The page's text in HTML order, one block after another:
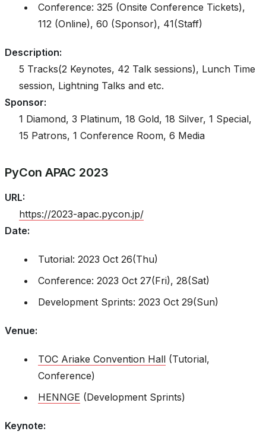
Conference: 325 (Onsite Conference Tickets),
112 (Online), 60 (Sponsor), 41(Staff)
Description:
5 Tracks(2 Keynotes, 42 Talk sessions), Lunch Time
session, Lightning Talks and etc.
Sponsor:
1 Diamond, 3 Platinum, 18 Gold, 18 Silver, 1 Special,
15 Patrons, 1 Conference Room, 6 Media
PyCon APAC 2023
URL:
https://2023-apac.pycon.jp/
Date:
Tutorial: 2023 Oct 26(Thu)
Conference: 2023 Oct 27(Fri), 28(Sat)
Development Sprints: 2023 Oct 29(Sun)
Venue:
TOC Ariake Convention Hall (Tutorial,
Conference)
HENNGE (Development Sprints)
Keynote: